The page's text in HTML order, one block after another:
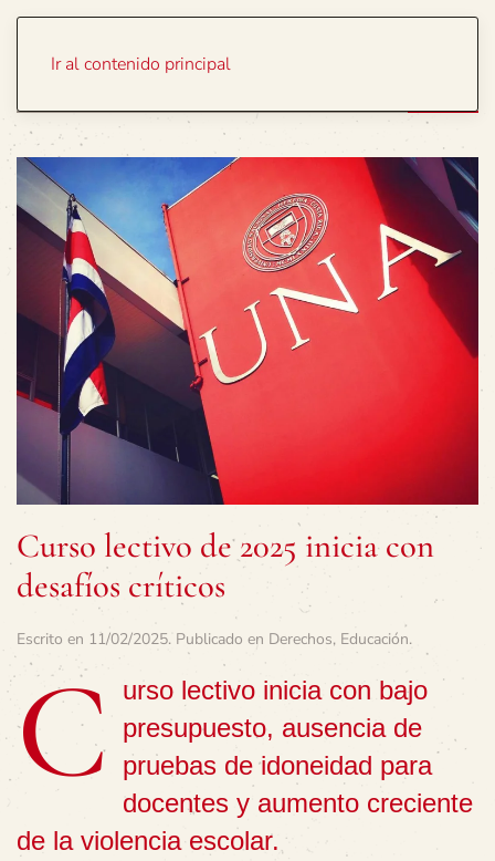
Ir al contenido principal
Curso lectivo de 2025 inicia con
desafíos críticos
Escrito en 11/02/2025. Publicado en Derechos, Educación.
C
urso lectivo inicia con bajo
presupuesto, ausencia de
pruebas de idoneidad para
docentes y aumento creciente
de la violencia escolar.